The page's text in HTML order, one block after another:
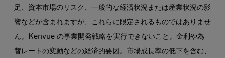
足、資本市場のリスク、一般的な経済状況または産業状況の影
響などが含まれますが、これらに限定されるものではありませ
ん。Kenvue の事業開発戦略を実行できないこと。金利や為
替レートの変動などの経済的要因。市場成長率の低下を含む、